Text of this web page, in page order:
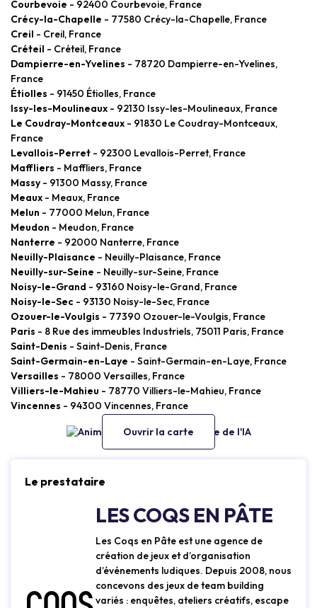
Courbevoie - 92400 Courbevoie, France
Crécy-la-Chapelle - 77580 Crécy-la-Chapelle, France
Creil - Creil, France
Créteil - Créteil, France
Dampierre-en-Yvelines - 78720 Dampierre-en-Yvelines,
France
Étiolles - 91450 Étiolles, France
Issy-les-Moulineaux - 92130 Issy-les-Moulineaux, France
Le Coudray-Montceaux - 91830 Le Coudray-Montceaux,
France
Levallois-Perret - 92300 Levallois-Perret, France
Maffliers - Maffliers, France
Massy - 91300 Massy, France
Meaux - Meaux, France
Melun - 77000 Melun, France
Meudon - Meudon, France
Nanterre - 92000 Nanterre, France
Neuilly-Plaisance - Neuilly-Plaisance, France
Neuilly-sur-Seine - Neuilly-sur-Seine, France
Noisy-le-Grand - 93160 Noisy-le-Grand, France
Noisy-le-Sec - 93130 Noisy-le-Sec, France
Ozouer-le-Voulgis - 77390 Ozouer-le-Voulgis, France
Paris - 8 Rue des immeubles Industriels, 75011 Paris, France
Saint-Denis - Saint-Denis, France
Saint-Germain-en-Laye - Saint-Germain-en-Laye, France
Versailles - 78000 Versailles, France
Villiers-le-Mahieu - 78770 Villiers-le-Mahieu, France
Vincennes - 94300 Vincennes, France
Ouvrir la carte
Le prestataire
LES COQS EN PÂTE
Les Coqs en Pâte est une agence de
création de jeux et d’organisation
d’événements ludiques. Depuis 2008, nous
concevons des jeux de team building
variés : enquêtes, ateliers créatifs, escape